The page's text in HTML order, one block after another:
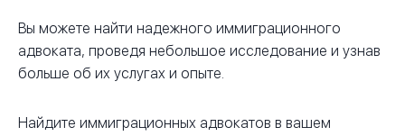
Вы можете найти надежного иммиграционного
адвоката, проведя небольшое исследование и узнав
больше об их услугах и опыте.
Найдите иммиграционных адвокатов в вашем